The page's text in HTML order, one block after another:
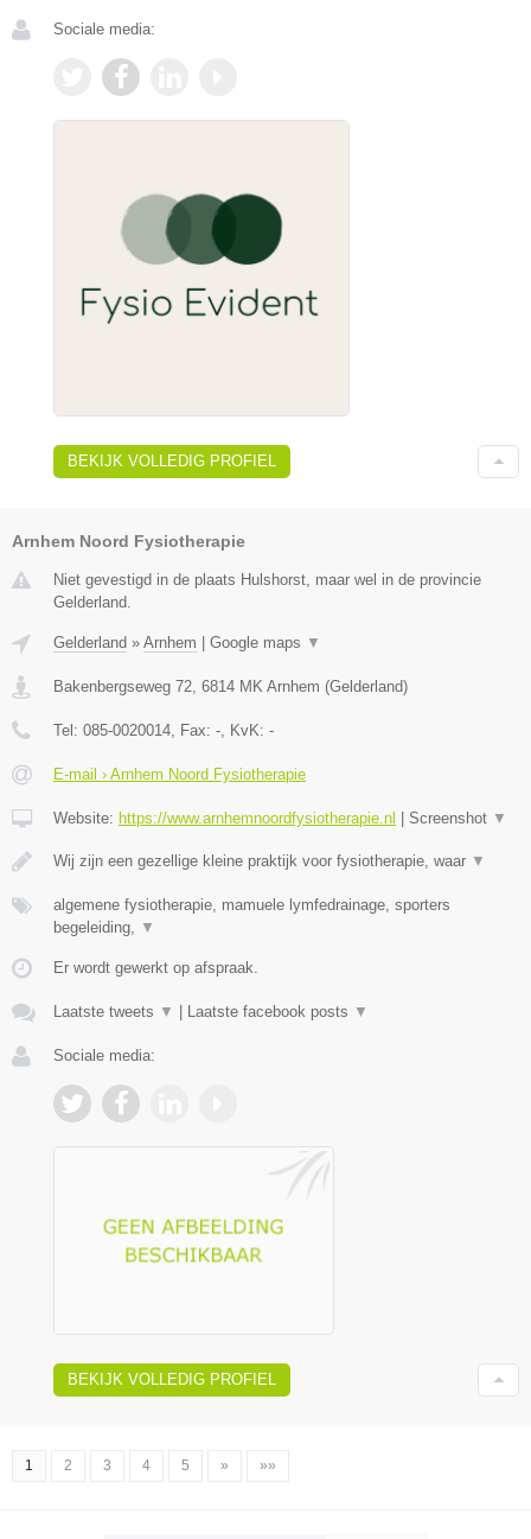
Sociale media:
BEKIJK VOLLEDIG PROFIEL
Arnhem Noord Fysiotherapie
Niet gevestigd in de plaats Hulshorst, maar wel in de provincie
Gelderland.
Gelderland » Arnhem Google maps ▼
Bakenbergseweg 72 6814 MK Arnhem (Gelderland)
Tel: 085-0020014 , Fax: - , KvK: -
E-mail › Arnhem Noord Fysiotherapie
Website: https://www.arnhemnoordfysiotherapie.nl Screenshot ▼
Wij zijn een gezellige kleine praktijk voor fysiotherapie, waar ▼
algemene fysiotherapie, mamuele lymfedrainage, sporters
begeleiding,
▼
Er wordt gewerkt op afspraak.
Laatste tweets ▼ Laatste facebook posts ▼
Sociale media:
BEKIJK VOLLEDIG PROFIEL
1 2 3 4 5 » »»